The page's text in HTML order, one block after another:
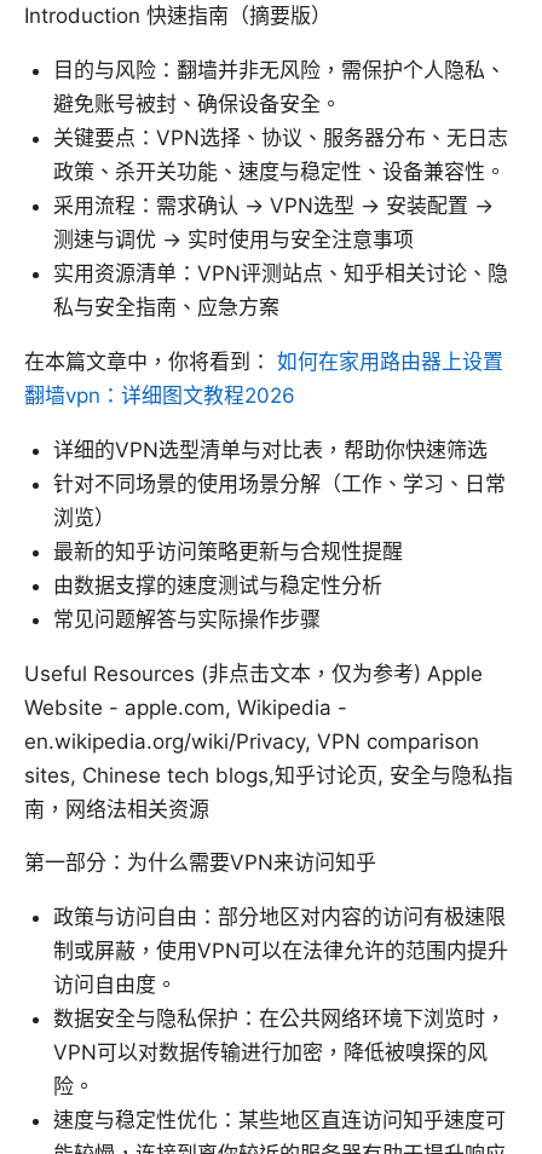
Introduction 快速指南（摘要版）
目的与风险：翻墙并非无风险，需保护个人隐私、
避免账号被封、确保设备安全。
关键要点：VPN选择、协议、服务器分布、无日志
政策、杀开关功能、速度与稳定性、设备兼容性。
采用流程：需求确认 → VPN选型 → 安装配置 →
测速与调优 → 实时使用与安全注意事项
实用资源清单：VPN评测站点、知乎相关讨论、隐
私与安全指南、应急方案
在本篇文章中，你将看到： 如何在家用路由器上设置
翻墙vpn：详细图文教程2026
详细的VPN选型清单与对比表，帮助你快速筛选
针对不同场景的使用场景分解（工作、学习、日常
浏览）
最新的知乎访问策略更新与合规性提醒
由数据支撑的速度测试与稳定性分析
常见问题解答与实际操作步骤
Useful Resources (非点击文本，仅为参考) Apple
Website - apple.com, Wikipedia -
en.wikipedia.org/wiki/Privacy, VPN comparison
sites, Chinese tech blogs,知乎讨论页, 安全与隐私指
南，网络法相关资源
第一部分：为什么需要VPN来访问知乎
政策与访问自由：部分地区对内容的访问有极速限
制或屏蔽，使用VPN可以在法律允许的范围内提升
访问自由度。
数据安全与隐私保护：在公共网络环境下浏览时，
VPN可以对数据传输进行加密，降低被嗅探的风
险。
速度与稳定性优化：某些地区直连访问知乎速度可